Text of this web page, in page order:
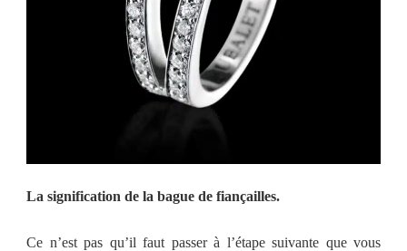
La signification de la bague de fiançailles.
Ce n’est pas qu’il faut passer à l’étape suivante que vous